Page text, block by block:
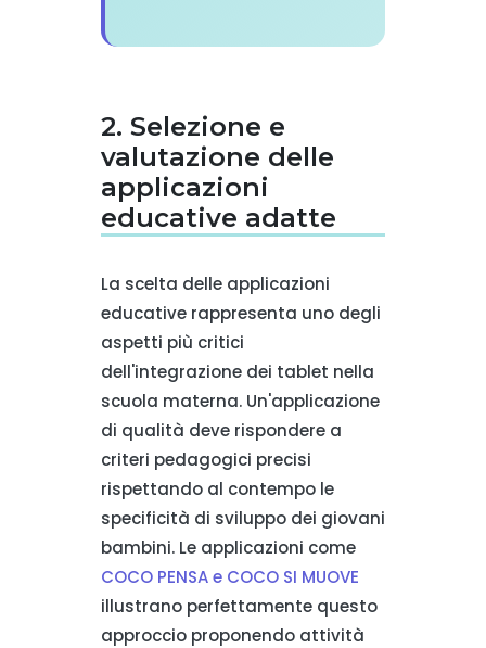
2. Selezione e
valutazione delle
applicazioni
educative adatte
La scelta delle applicazioni
educative rappresenta uno degli
aspetti più critici
dell'integrazione dei tablet nella
scuola materna. Un'applicazione
di qualità deve rispondere a
criteri pedagogici precisi
rispettando al contempo le
specificità di sviluppo dei giovani
bambini. Le applicazioni come
COCO PENSA e COCO SI MUOVE
illustrano perfettamente questo
approccio proponendo attività